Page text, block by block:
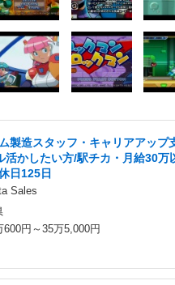
製造スタッフ・キャリアアップ
活かしたい方/駅チカ・月給30万
日125日
Sales
600円～35万5,000円